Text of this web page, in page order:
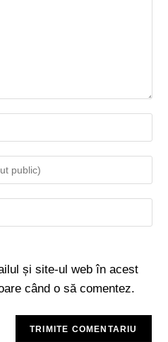
și site-ul web în acest
când o să comentez.